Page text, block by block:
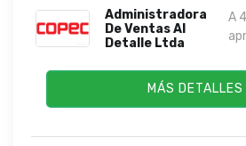
Administradora
De Ventas Al
Detalle Ltda
A
MÁS DETALLES